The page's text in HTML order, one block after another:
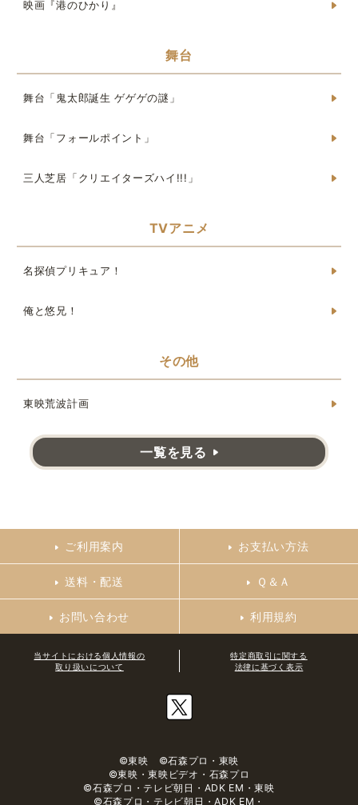
映画『港のひかり』
舞台
舞台「鬼太郎誕生 ゲゲゲの謎」
舞台「フォールポイント」
三人芝居「クリエイターズハイ!!!」
TVアニメ
名探偵プリキュア！
俺と悠兄！
その他
東映荒波計画
一覧を見る
ご利用案内 お支払い方法
送料・配送 Ｑ＆Ａ
お問い合わせ 利用規約
当サイトにおける個人情報の
取り扱いについて
特定商取引に関する
法律に基づく表示
©東映 ©石森プロ・東映
©東映・東映ビデオ・石森プロ
©石森プロ・テレビ朝日・ADK EM・東映
©石森プロ・テレビ朝日・ADK EM・